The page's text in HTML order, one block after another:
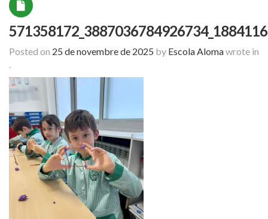
Posted on 25 de novembre de 2025 by Escola Alomawrote in
.